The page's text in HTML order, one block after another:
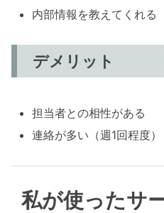
内部情報を教えてくれる
デメリット
担当者との相性がある
連絡が多い（週1回程度）
私が使ったサ